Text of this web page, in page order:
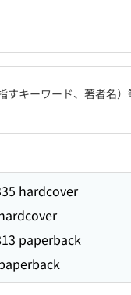
キーワード、著者名）
hardcover
paperback